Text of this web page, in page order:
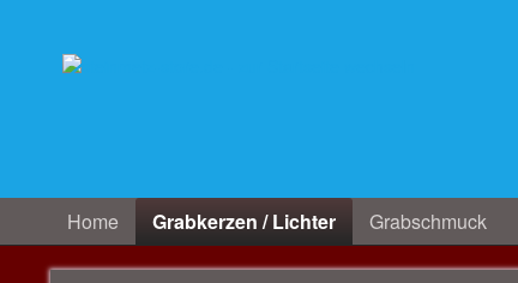
Home Grabkerzen / Lichter Grabschmuck